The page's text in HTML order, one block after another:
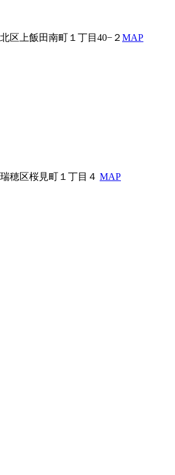
区上飯田南町１丁目40−２ MAP
穂区桜見町１丁目４ MAP